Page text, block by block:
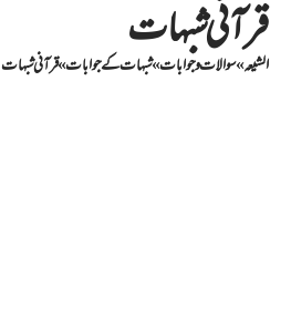
قــــرآنی شبہات
الشیعہ»سوالات و جوابات»شبہات کے جوابات»قــــرآنی شبہات